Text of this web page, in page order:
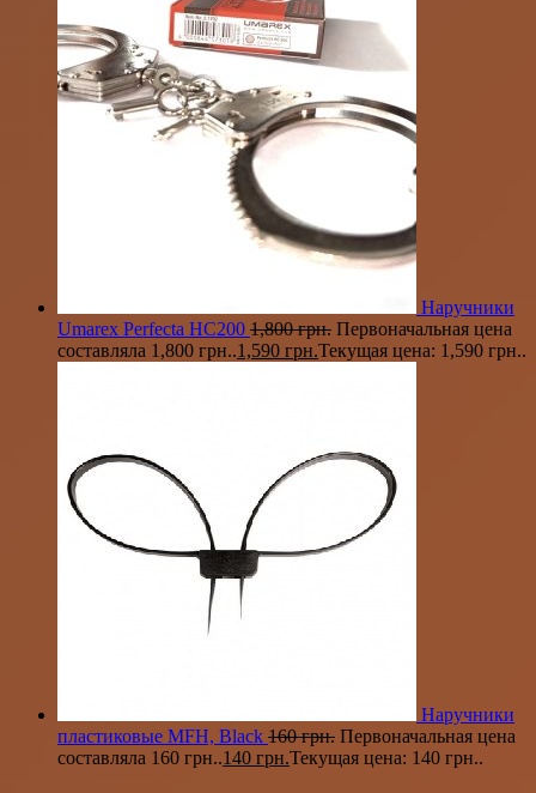
Наручники
Umarex Perfecta HC200 1,800грн. Первоначальная цена
составляла 1,800 грн..1,590 грн.Текущая цена: 1,590 грн..
Наручники
пластиковые MFH, Black 160грн. Первоначальная цена
составляла 160 грн..140 грн.Текущая цена: 140 грн..